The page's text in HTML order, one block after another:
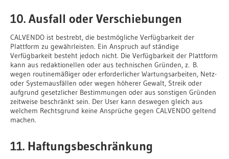
10. Ausfall oder Verschiebungen
CALVENDO ist bestrebt, die bestmögliche Verfügbarkeit der
Plattform zu gewährleisten. Ein Anspruch auf ständige
Verfügbarkeit besteht jedoch nicht. Die Verfügbarkeit der Plattform
kann aus redaktionellen oder aus technischen Gründen, z. B.
wegen routinemäßiger oder erforderlicher Wartungsarbeiten, Netz-
oder Systemausfällen oder wegen höherer Gewalt, Streik oder
aufgrund gesetzlicher Bestimmungen oder aus sonstigen Gründen
zeitweise beschränkt sein. Der User kann deswegen gleich aus
welchem Rechtsgrund keine Ansprüche gegen CALVENDO geltend
machen.
11. Haftungsbeschränkung